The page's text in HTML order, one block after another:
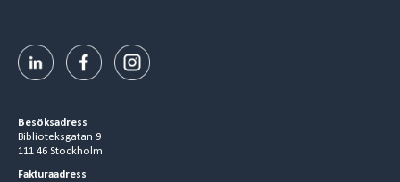
Besöksadress
Biblioteksgatan 9
111 46 Stockholm
Fakturaadress